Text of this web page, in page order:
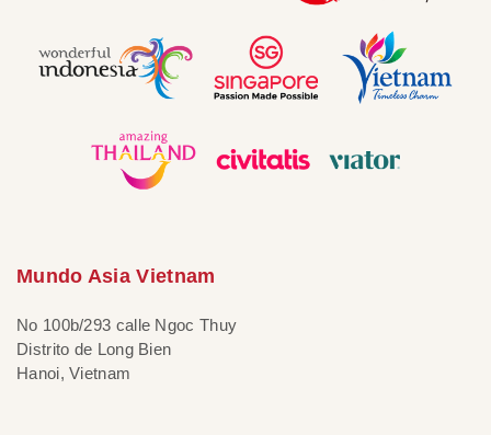
Mundo Asia Vietnam
No 100b/293 calle Ngoc Thuy
Distrito de Long Bien
Hanoi, Vietnam